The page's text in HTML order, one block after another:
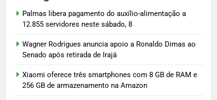
Palmas libera pagamento do auxílio-alimentação a
12.855 servidores neste sábado, 8
Wagner Rodrigues anuncia apoio a Ronaldo Dimas ao
Senado após retirada de Irajá
Xiaomi oferece três smartphones com 8 GB de RAM e
256 GB de armazenamento na Amazon